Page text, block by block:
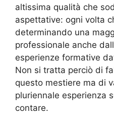
altissima qualità che
aspettative: ogni volta
determinando una
professionale anche
esperienze formative
Non si tratta perciò di
questo mestiere ma di
pluriennale esperienza
contare.